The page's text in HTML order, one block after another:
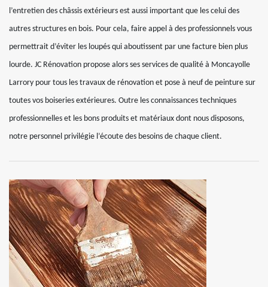
l’entretien des châssis extérieurs est aussi important que les celui des
autres structures en bois. Pour cela, faire appel à des professionnels vous
permettrait d’éviter les loupés qui aboutissent par une facture bien plus
lourde. JC Rénovation propose alors ses services de qualité à Moncayolle
Larrory pour tous les travaux de rénovation et pose à neuf de peinture sur
toutes vos boiseries extérieures. Outre les connaissances techniques
professionnelles et les bons produits et matériaux dont nous disposons,
notre personnel privilégie l’écoute des besoins de chaque client.